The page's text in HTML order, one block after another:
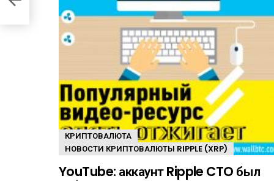
КРИПТОВАЛЮТА
НОВОСТИ КРИПТОВАЛЮТЫ RIPPLE (XRP)
YouTube: аккаунт Ripple CTO был